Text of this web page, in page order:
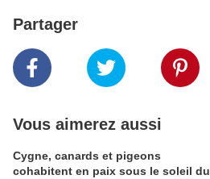
Partager
Vous aimerez aussi
Cygne, canards et pigeons
cohabitent en paix sous le soleil du